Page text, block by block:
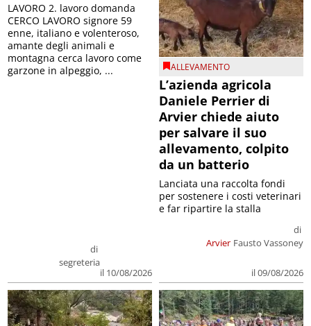
di
segreteria
il 10/08/2026
LAVORO 2. lavoro domanda
CERCO LAVORO signore 59
enne, italiano e volenteroso,
amante degli animali e
montagna cerca lavoro come
garzone in alpeggio, ...
ALLEVAMENTO
L’azienda agricola
Daniele Perrier di
Arvier chiede aiuto
per salvare il suo
allevamento, colpito
da un batterio
Arvier
di
Fausto Vassoney
il 09/08/2026
Lanciata una raccolta fondi
per sostenere i costi veterinari
e far ripartire la stalla